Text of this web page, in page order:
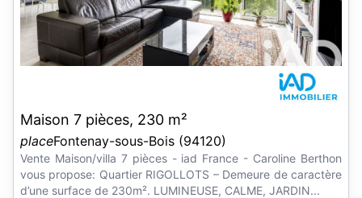
Maison 7 pièces, 230 m²
placeFontenay-sous-Bois (94120)
Vente Maison/villa 7 pièces - iad France - Caroline Berthon
vous propose: Quartier RIGOLLOTS – Demeure de caractère
d’une surface de 230m². LUMINEUSE, CALME, JARDIN...